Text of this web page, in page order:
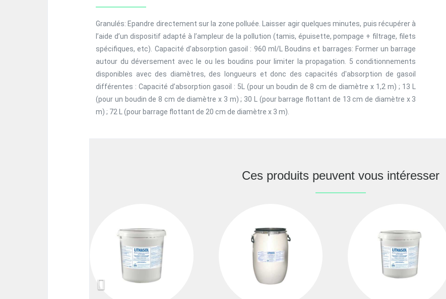
Granulés: Epandre directement sur la zone polluée. Laisser agir quelques minutes, puis récupérer à
l’aide d’un dispositif adapté à l’ampleur de la pollution (tamis, épuisette, pompage + filtrage, filets
spécifiques, etc). Capacité d’absorption gasoil : 960 ml/L Boudins et barrages: Former un barrage
autour du déversement avec le ou les boudins pour limiter la propagation. 5 conditionnements
disponibles avec des diamètres, des longueurs et donc des capacités d'absorption de gasoil
différentes : Capacité d’absorption gasoil : 5L (pour un boudin de 8 cm de diamètre x 1,2 m) ; 13 L
(pour un boudin de 8 cm de diamètre x 3 m) ; 30 L (pour barrage flottant de 13 cm de diamètre x 3
m) ; 72 L (pour barrage flottant de 20 cm de diamètre x 3 m).
Ces produits peuvent vous intéresser